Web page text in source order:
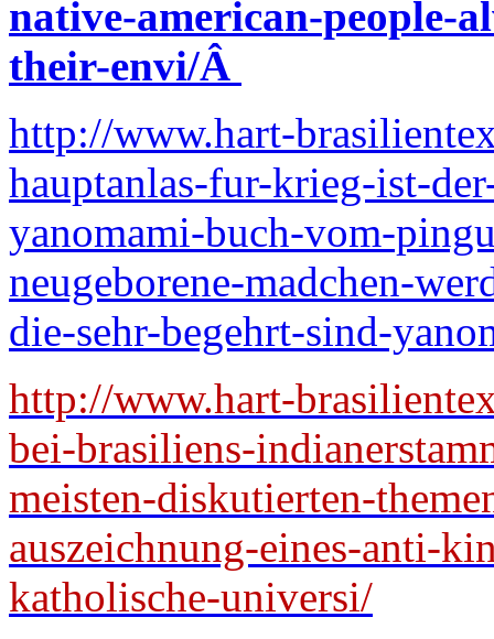
native-american-people-
their-envi/Â
http://www.hart-
hauptanlas-fur-krieg-ist-
yanomami-buch-vom-
neugeborene-madchen-
die-sehr-begehrt-sind-
http://www.hart-
bei-brasiliens-
meisten-diskutierten-
auszeichnung-eines-anti-
katholische-universi/